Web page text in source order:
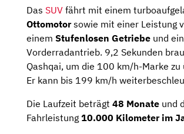
Das SUV fährt mit einem
Ottomotorsowie mit einer Leistung
einem Stufenlosen Getriebe und
Vorderradantrieb. 9,2 Sekunden
Qashqai, um die 100 km/h-Marke zu
Er kann bis 199 km/h
Die Laufzeit beträgt 48 Monate und
Fahrleistung 10.000 Kilometer im